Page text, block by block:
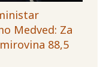
Medved: Za
88,5